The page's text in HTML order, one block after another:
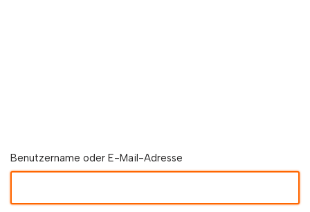
Benutzername oder E-Mail-Adresse